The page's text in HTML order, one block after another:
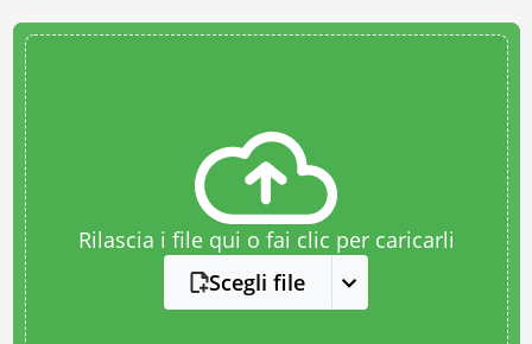
Rilascia i file qui o fai clic per caricarli
Scegli file